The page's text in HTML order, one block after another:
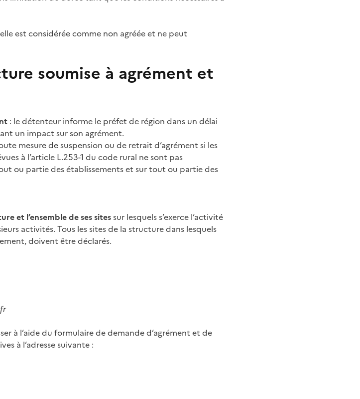
est considérée comme non agréée et ne peut
soumise à agrément et
: le détenteur informe le préfet de région dans un délai
un impact sur son agrément.
mesure de suspension ou de retrait d’agrément si les
à l’article L.253-1 du code rural ne sont pas
ou partie des établissements et sur tout ou partie des
et l’ensemble de ses sitessur lesquels s’exerce l’activité
activités. Tous les sites de la structure dans lesquels
doivent être déclarés.
à l’aide du formulaire de demande d’agrément et de
à l’adresse suivante :